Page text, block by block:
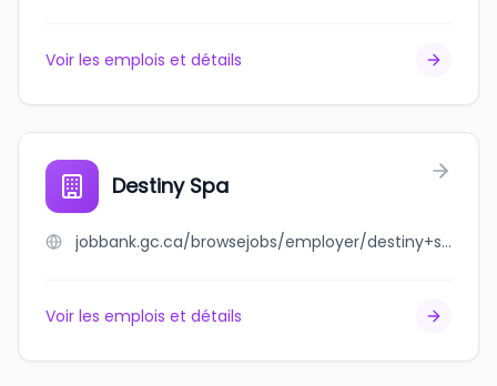
Voir les emplois et détails
Destiny Spa
jobbank.gc.ca/browsejobs/employer/destiny+spa/ca
Voir les emplois et détails